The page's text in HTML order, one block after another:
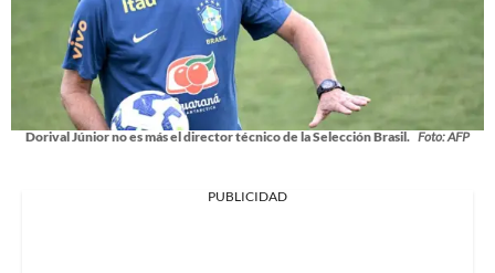
Dorival Júnior no es más el director técnico de la Selección Brasil. Foto: AFP
PUBLICIDAD